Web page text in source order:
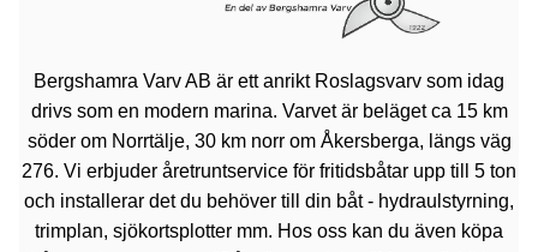
Bergshamra Varv AB är ett anrikt Roslagsvarv som idag
drivs som en modern marina. Varvet är beläget ca 15 km
söder om Norrtälje, 30 km norr om Åkersberga, längs väg
276. Vi erbjuder åretruntservice för fritidsbåtar upp till 5 ton
och installerar det du behöver till din båt - hydraulstyrning,
trimplan, sjökortsplotter mm. Hos oss kan du även köpa